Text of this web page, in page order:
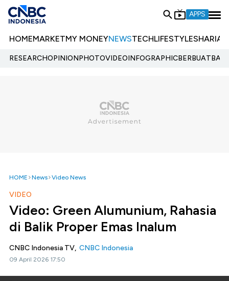
APPS
HOMEMARKETMY MONEYNEWSTECHLIFESTYLESHARIA
RESEARCHOPINIONPHOTOVIDEOINFOGRAPHIC
HOME News Video News
VIDEO
Video: Green Alumunium, Rahasia
di Balik Proper Emas Inalum
CNBC Indonesia TV, CNBC Indonesia
09 April 2026 17:50